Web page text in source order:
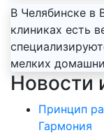
В Челябинске в
клиниках есть
мелких
Новости
Принцип
Гармония